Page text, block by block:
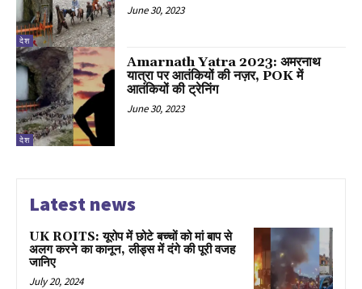
देश
June 30, 2023
देश
Amarnath Yatra 2023: अमरनाथ
यात्रा पर आतंकियों की नज़र, POK में
आतंकियों की ट्रेनिंग
June 30, 2023
Latest news
UK ROITS: यूरोप में छोटे बच्चों को मां बाप से
अलग करने का कानून, लीड्स में दंगे की पूरी वजह
जानिए
July 20, 2024